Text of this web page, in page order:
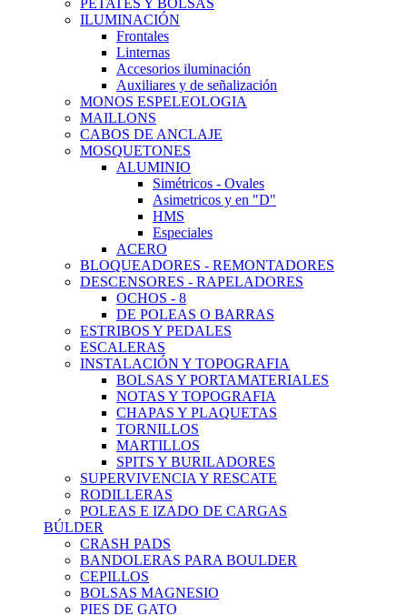
PETATES Y BOLSAS
ILUMINACIÓN
Frontales
Linternas
Accesorios iluminación
Auxiliares y de señalización
MONOS ESPELEOLOGIA
MAILLONS
CABOS DE ANCLAJE
MOSQUETONES
ALUMINIO
Simétricos - Ovales
Asimetricos y en "D"
HMS
Especiales
ACERO
BLOQUEADORES - REMONTADORES
DESCENSORES - RAPELADORES
OCHOS - 8
DE POLEAS O BARRAS
ESTRIBOS Y PEDALES
ESCALERAS
INSTALACIÓN Y TOPOGRAFIA
BOLSAS Y PORTAMATERIALES
NOTAS Y TOPOGRAFIA
CHAPAS Y PLAQUETAS
TORNILLOS
MARTILLOS
SPITS Y BURILADORES
SUPERVIVENCIA Y RESCATE
RODILLERAS
POLEAS E IZADO DE CARGAS
BÚLDER
CRASH PADS
BANDOLERAS PARA BOULDER
CEPILLOS
BOLSAS MAGNESIO
PIES DE GATO